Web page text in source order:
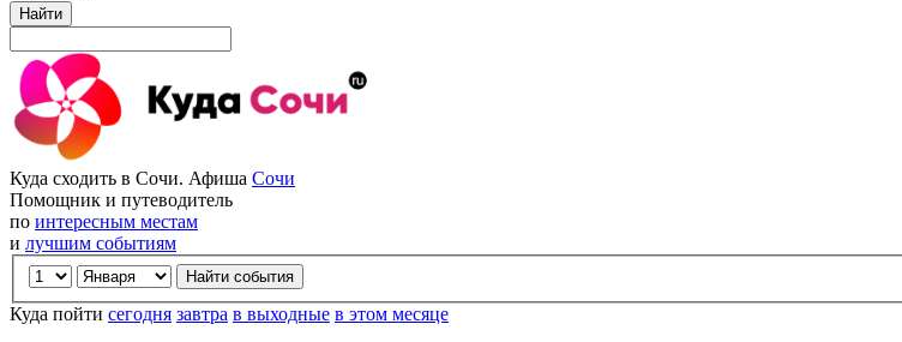
Найти
Куда сходить в Сочи. Афиша Сочи
Помощник и путеводитель
по интересным местам
и лучшим событиям
Куда пойти сегодня завтра в выходные в этом месяце